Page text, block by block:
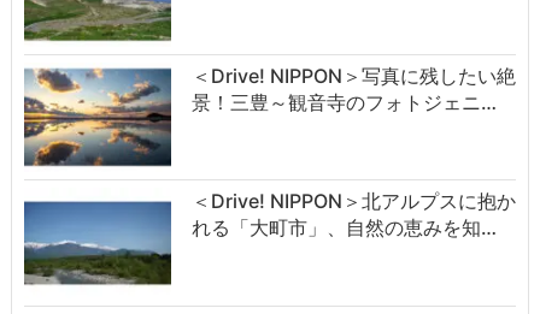
＜Drive! NIPPON＞写真に残したい絶
景！三豊～観音寺のフォトジェニ…
＜Drive! NIPPON＞北アルプスに抱か
れる「大町市」、自然の恵みを知…